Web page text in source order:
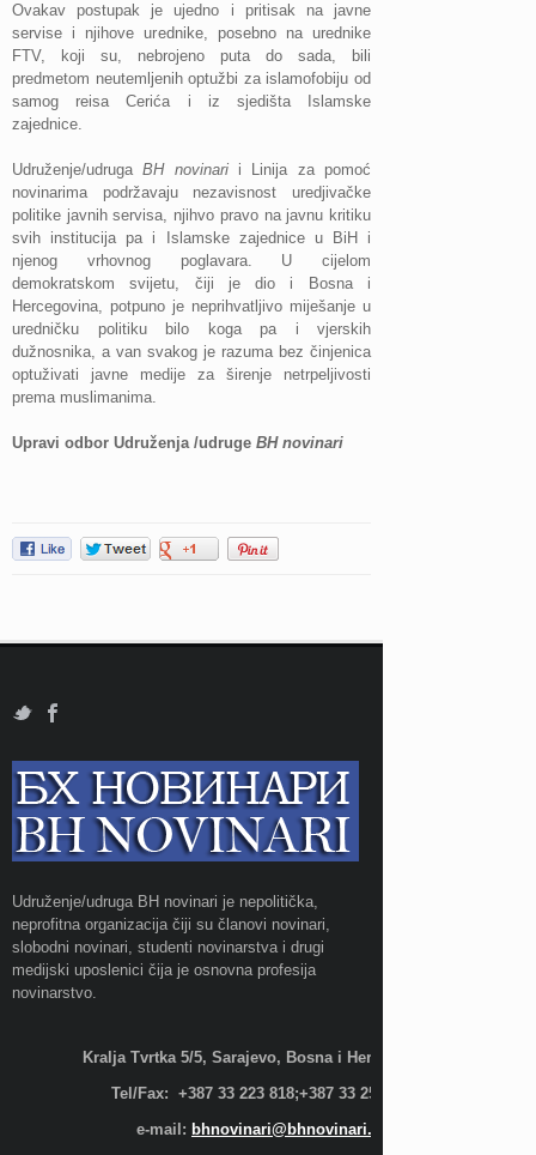
Ovakav postupak je ujedno i pritisak na javne
servise i njihove urednike, posebno na urednike
FTV, koji su, nebrojeno puta do sada, bili
predmetom neutemljenih optužbi za islamofobiju od
samog reisa Cerića i iz sjedišta Islamske
zajednice.
Udruženje/udrugaBH novinarii Linija za pomoć
novinarima podržavaju nezavisnost uredjivačke
politike javnih servisa, njihvo pravo na javnu kritiku
svih institucija pa i Islamske zajednice u BiH i
njenog vrhovnog poglavara. U cijelom
demokratskom svijetu, čiji je dio i Bosna i
Hercegovina, potpuno je neprihvatljivo miješanje u
uredničku politiku bilo koga pa i vjerskih
dužnosnika, a van svakog je razuma bez činjenica
optuživati javne medije za širenje netrpeljivosti
prema muslimanima.
Upravi odbor Udruženja /udruge BH novinari
Udruženje/udruga BH novinari je nepolitička,
neprofitna organizacija čiji su članovi novinari,
slobodni novinari, studenti novinarstva i drugi
medijski uposlenici čija je osnovna profesija
novinarstvo.
Kralja Tvrtka 5/5, Sarajevo, Bosna i Hercegovina;
Tel/Fax: +387 33 223 818;+387 33 255 600
e-mail: bhnovinari@bhnovinari.ba